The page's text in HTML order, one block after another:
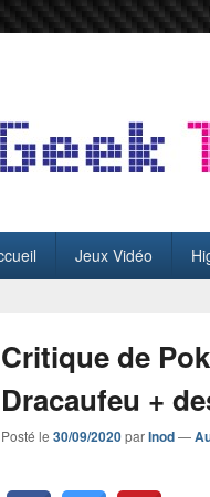
Jeux Vidéo
Critique de
Dracaufeu +
Posté le 30/09/2020parInod—